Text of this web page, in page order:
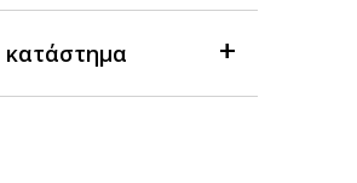
κατάστημα